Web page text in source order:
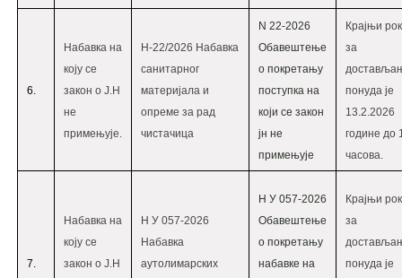
6.
Набавка на
коју се
закон о Ј.Н
не
примењује.
Н-22/2026 Набавка
санитарног
материјала и
опреме за рад
чистачица
N 22-2026
Обавештење
о покретању
поступка на
који се закон
јн не
примењује
Крајњи рок
за
понуда је
13.2.2026
године до
часова.
7.
Набавка на
коју се
закон о Ј.Н
Н У 057-2026
Набавка
аутолимарских
Н У 057-2026
Обавештење
о покретању
набавке на
Крајњи рок
за
понуда је